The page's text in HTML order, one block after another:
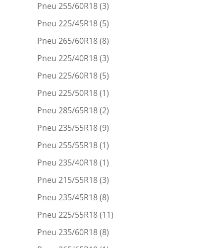
Pneu 255/60R18(3)
Pneu 225/45R18(5)
Pneu 265/60R18(8)
Pneu 225/40R18(3)
Pneu 225/60R18(5)
Pneu 225/50R18(1)
Pneu 285/65R18(2)
Pneu 235/55R18(9)
Pneu 255/55R18(1)
Pneu 235/40R18(1)
Pneu 215/55R18(3)
Pneu 235/45R18(8)
Pneu 225/55R18(11)
Pneu 235/60R18(8)